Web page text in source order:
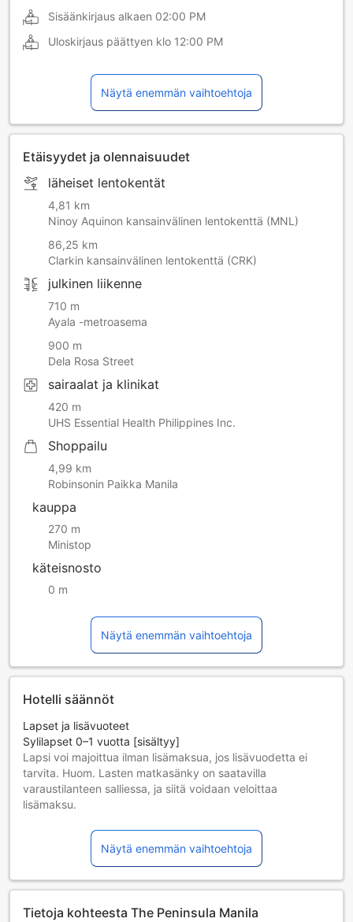
Sisäänkirjaus alkaen 02:00 PM
Uloskirjaus päättyen klo 12:00 PM
Näytä enemmän vaihtoehtoja
Etäisyydet ja olennaisuudet
läheiset lentokentät
4,81 km
Ninoy Aquinon kansainvälinen lentokenttä (MNL)
86,25 km
Clarkin kansainvälinen lentokenttä (CRK)
julkinen liikenne
710 m
Ayala -metroasema
900 m
Dela Rosa Street
sairaalat ja klinikat
420 m
UHS Essential Health Philippines Inc.
Shoppailu
4,99 km
Robinsonin Paikka Manila
kauppa
270 m
Ministop
käteisnosto
0 m
Näytä enemmän vaihtoehtoja
Hotelli säännöt
Lapset ja lisävuoteet
Sylilapset 0–1 vuotta [sisältyy]
Lapsi voi majoittua ilman lisämaksua, jos lisävuodetta ei
tarvita. Huom. Lasten matkasänky on saatavilla
varaustilanteen salliessa, ja siitä voidaan veloittaa
lisämaksu.
Lapsi majoittuu ilmaiseksi, jos nukkuu jo olemassa olevilla
vuoteilla. Huomaa: jos tarvitset pinnasängyn, siitä voidaan
veloittaa erikseen.
Yli 12-vuotiaat vieraat katsotaan aikuisiksi.
tarkista kunkin huoneen kohdalta huonekoko lisätietoa
Näytä enemmän vaihtoehtoja
Tietoja kohteesta The Peninsula Manila